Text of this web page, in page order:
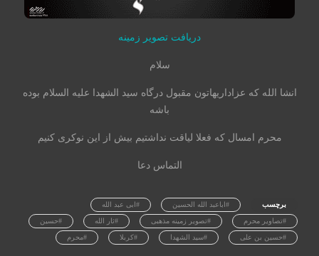
دریافت تصویر زمینه
سلام
انشا الله که عزاداریهاتون مقبول درگاه سید الشهدا علیه السلام بوده
باشه
محرم امسال که فعلا لیاقت نداشتیم بیش از این نوکری کنیم
التماس دعا
برچسب #اباعبد الله الحسین #ابی عبد الله
#تصاویر محرم #تصویر زمینه مذهبی #ثار الله #حسین
#حسین بن علی #سید الشهدا #کربلا #محرم